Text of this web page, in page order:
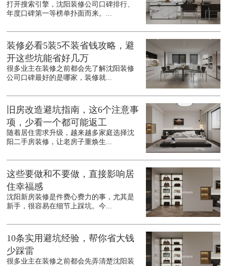
打开搜索引擎，沈阳装修公司口碑排行、
年度口碑第一等榜单扑面而来。...
装修必看5装5不装省钱攻略，避
开这些坑能省好几万
很多业主在装修之前都会先了解沈阳装修
公司口碑最好的是哪家，装修就...
旧房改造避坑指南，这6个注意事
项，少看一个都可能返工
随着居住需求升级，越来越多家庭选择沈
阳二手房装修，让老房子重焕生...
这些要做和不要做，直接影响居
住幸福感
沈阳新房装修是件费心费力的事，尤其是
新手，很容易在细节上踩坑。今...
10条实用避坑经验，帮你省大钱
少踩雷
很多业主在装修之前都会先弄清楚沈阳装